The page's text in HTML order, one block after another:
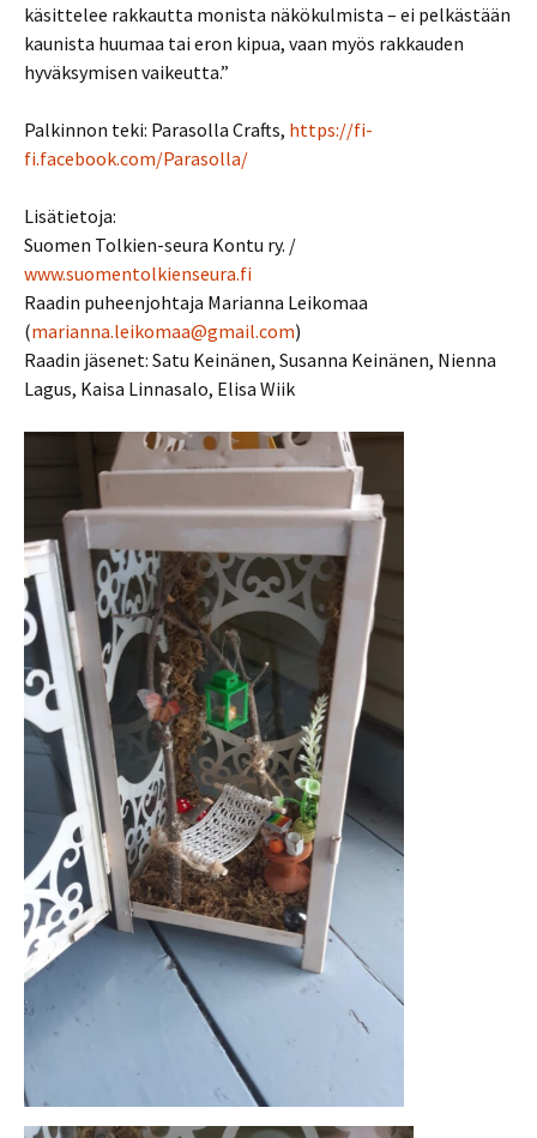
käsittelee rakkautta monista näkökulmista – ei pelkästään
kaunista huumaa tai eron kipua, vaan myös rakkauden
hyväksymisen vaikeutta.”
Palkinnon teki: Parasolla Crafts, https://fi-
fi.facebook.com/Parasolla/
Lisätietoja:
Suomen Tolkien-seura Kontu ry. /
www.suomentolkienseura.fi
Raadin puheenjohtaja Marianna Leikomaa
(marianna.leikomaa@gmail.com)
Raadin jäsenet: Satu Keinänen, Susanna Keinänen, Nienna
Lagus, Kaisa Linnasalo, Elisa Wiik